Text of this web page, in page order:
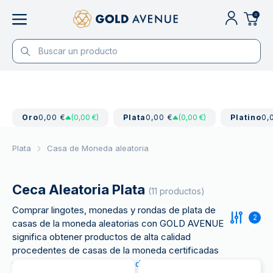
0
Oro0,00 € (0,00 €) Plata0,00 € (0,00 €) Platino
Plata Casa de Moneda aleatoria
Ceca Aleatoria Plata (11 productos)
Comprar lingotes, monedas y rondas de plata de
casas de la moneda aleatorias con GOLD AVENUE
significa obtener productos de alta calidad
procedentes de casas de la moneda certificadas
por la LBMA, con una
pureza de plata de ley 999
2